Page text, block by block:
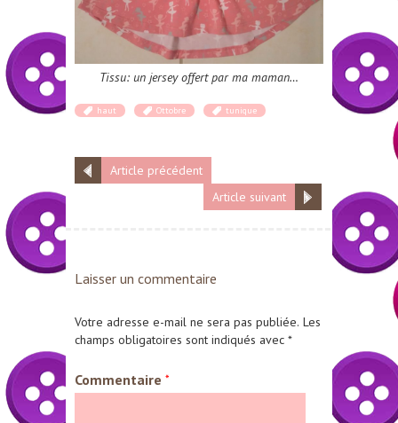
Tissu: un jersey offert par ma maman…
haut Ottobre tunique
Article précédent
Article suivant
Laisser un commentaire
Votre adresse e-mail ne sera pas publiée. Les
champs obligatoires sont indiqués avec *
Commentaire *